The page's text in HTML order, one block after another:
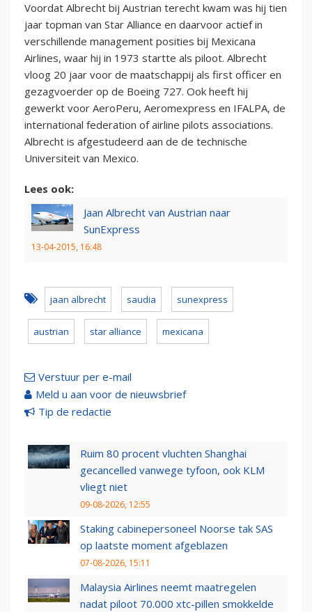
Voordat Albrecht bij Austrian terecht kwam was hij tien
jaar topman van Star Alliance en daarvoor actief in
verschillende management posities bij Mexicana
Airlines, waar hij in 1973 startte als piloot. Albrecht
vloog 20 jaar voor de maatschappij als first officer en
gezagvoerder op de Boeing 727. Ook heeft hij
gewerkt voor AeroPeru, Aeromexpress en IFALPA, de
international federation of airline pilots associations.
Albrecht is afgestudeerd aan de de technische
Universiteit van Mexico.
Lees ook:
Jaan Albrecht van Austrian naar
SunExpress
13-04-2015, 16:48
jaan albrecht saudia sunexpress
austrian star alliance mexicana
Verstuur per e-mail
Meld u aan voor de nieuwsbrief
Tip de redactie
Ruim 80 procent vluchten Shanghai
gecancelled vanwege tyfoon, ook KLM
vliegt niet
09-08-2026, 12:55
Staking cabinepersoneel Noorse tak SAS
op laatste moment afgeblazen
07-08-2026, 15:11
Malaysia Airlines neemt maatregelen
nadat piloot 70.000 xtc-pillen smokkelde